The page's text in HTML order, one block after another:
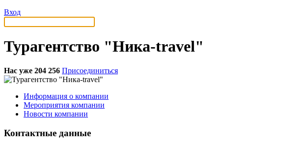
Вход
Турагентство "Ника-travel"
Нас уже 204 256 Присоединиться
Информация о компании
Мероприятия компании
Новости компании
Контактные данные